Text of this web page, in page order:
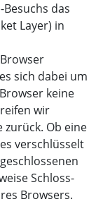
das
Layer) in
sich dabei um
keine
wir
zurück. Ob eine
verschlüsselt
Schloss-
Browsers.